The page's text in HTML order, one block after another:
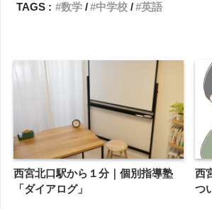
TAGS :
数学 中学校 英語
西宮北口駅から１分｜個別指導塾
「ダイアログ」
西
つ